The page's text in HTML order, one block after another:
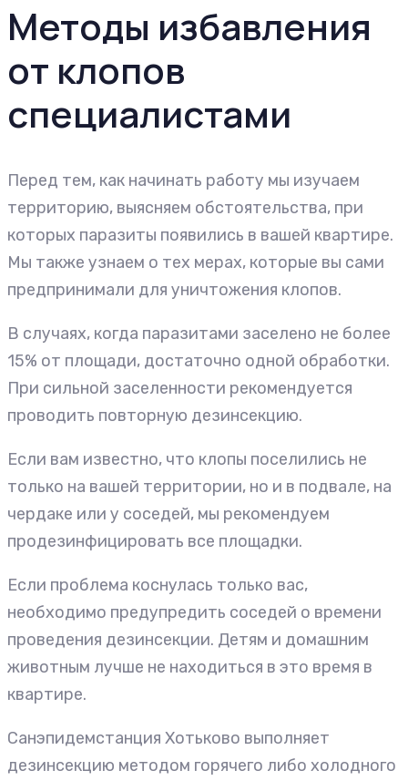
Методы избавления
от клопов
специалистами
Перед тем, как начинать работу мы изучаем
территорию, выясняем обстоятельства, при
которых паразиты появились в вашей квартире.
Мы также узнаем о тех мерах, которые вы сами
предпринимали для уничтожения клопов.
В случаях, когда паразитами заселено не более
15% от площади, достаточно одной обработки.
При сильной заселенности рекомендуется
проводить повторную дезинсекцию.
Если вам известно, что клопы поселились не
только на вашей территории, но и в подвале, на
чердаке или у соседей, мы рекомендуем
продезинфицировать все площадки.
Если проблема коснулась только вас,
необходимо предупредить соседей о времени
проведения дезинсекции. Детям и домашним
животным лучше не находиться в это время в
квартире.
Санэпидемстанция Хотьково выполняет
дезинсекцию методом горячего либо холодного